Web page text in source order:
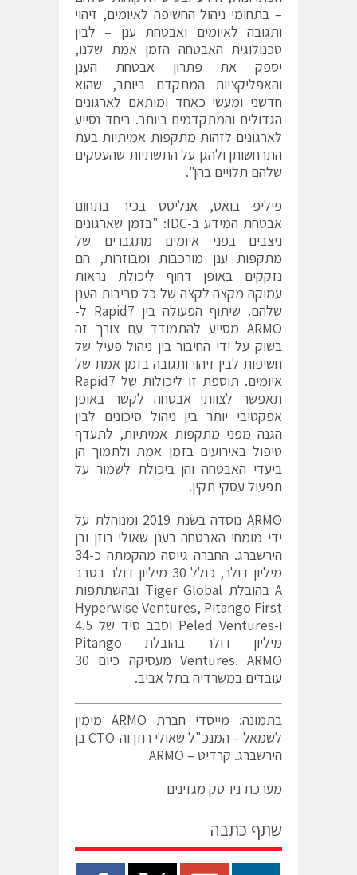
– בתחומי ניהול החשיפה לאיומים, זיהוי
ותגובה לאיומים ואבטחת ענן – לבין
טכנולוגית האבטחה הזמן אמת שלנו,
יספק את פתרון אבטחת הענן
והאפליקציות המתקדם ביותר, שהוא
חדשני ומעשי כאחד ומותאם לארגונים
הגדולים והמתקדמים ביותר. ביחד נסייע
לארגונים לזהות מתקפות אמיתיות בעת
התרחשותן ולהגן על התשתיות שהעסקים
שלהם תלויים בהן".
פיליפ בואס, אנליסט בכיר בתחום
אבטחת המידע ב-IDC: "בזמן שארגונים
ניצבים בפני איומים מתגברים של
מתקפות ענן מורכבות ומבוזרות, הם
נזקקים באופן דחוף ליכולת נראות
עמוקה מקצה לקצה של כל סביבות הענן
שלהם. שיתוף הפעולה בין Rapid7 ל-
ARMO מסייע להתמודד עם צורך זה
בשוק על ידי החיבור בין ניהול פעיל של
חשיפות לבין זיהוי ותגובה בזמן אמת של
איומים. תוספת זו ליכולות של Rapid7
תאפשר לצוותי אבטחה לקשר באופן
אפקטיבי יותר בין ניהול סיכונים לבין
הגנה מפני מתקפות אמיתיות, לתעדף
טיפול באירועים בזמן אמת ולתמוך הן
ביעדי האבטחה והן ביכולת לשמור על
תפעול עסקי תקין.
ARMO נוסדה בשנת 2019 ומנוהלת על
ידי מומחי האבטחה בענן שאולי רוזן ובן
הירשברג. החברה גייסה מהקמתה כ-34
מיליון דולר, כולל 30 מיליון דולר בסבב
A בהובלת Tiger Global ובהשתתפות
Hyperwise Ventures, Pitango First
ו-Peled Ventures וסבב סיד של 4.5
מיליון דולר בהובלת Pitango
Ventures. ARMO מעסיקה כיום 30
עובדים במשרדיה בתל אביב.
בתמונה: מייסדי חברת ARMO מימין
לשמאל – המנכ"ל שאולי רוזן וה-CTO בן
הירשברג. קרדיט – ARMO
מערכת ניו-טק מגזינים
שתף כתבה